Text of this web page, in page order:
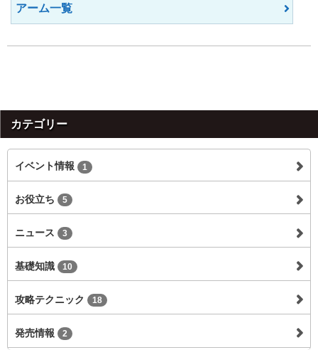
アーム一覧
カテゴリー
イベント情報 1
お役立ち 5
ニュース 3
基礎知識 10
攻略テクニック 18
発売情報 2